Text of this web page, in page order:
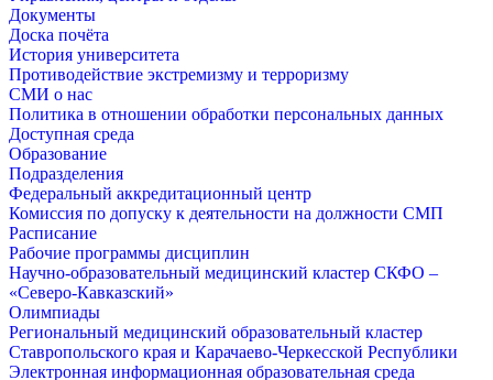
Документы
Доска почёта
История университета
Противодействие экстремизму и терроризму
СМИ о нас
Политика в отношении обработки персональных данных
Доступная среда
Образование
Подразделения
Федеральный аккредитационный центр
Комиссия по допуску к деятельности на должности СМП
Расписание
Рабочие программы дисциплин
Научно-образовательный медицинский кластер СКФО –
«Северо-Кавказский»
Олимпиады
Региональный медицинский образовательный кластер
Ставропольского края и Карачаево-Черкесской Республики
Электронная информационная образовательная среда